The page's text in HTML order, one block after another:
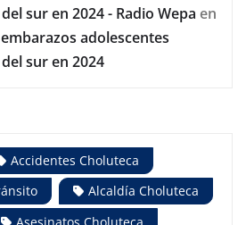
sur en 2024 - Radio Wepa en
adolescentes
sur en 2024
Accidentes Choluteca
Alcaldía Choluteca
Asesinatos Choluteca